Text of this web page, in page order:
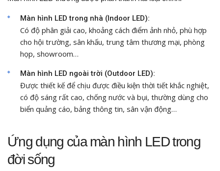
Màn hình LED trong nhà (Indoor LED):
Có độ phân giải cao, khoảng cách điểm ảnh nhỏ, phù hợp
cho hội trường, sân khấu, trung tâm thương mại, phòng
họp, showroom…
Màn hình LED ngoài trời (Outdoor LED):
Được thiết kế để chịu được điều kiện thời tiết khắc nghiệt,
có độ sáng rất cao, chống nước và bụi, thường dùng cho
biển quảng cáo, bảng thông tin, sân vận động…
Ứng dụng của màn hình LED trong
đời sống